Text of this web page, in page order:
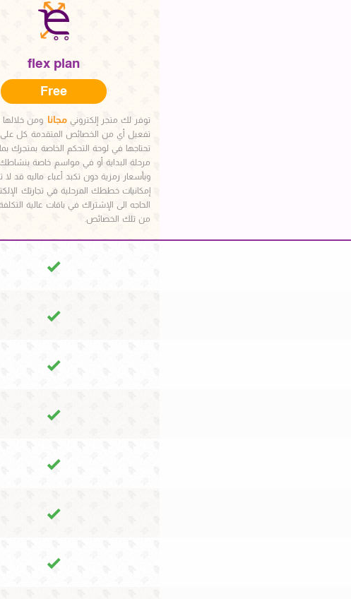
flex plan
Free
توفر لك متجر إلكترونيمجانا ومن
تفعيل أي من الخصائص المتقدمة كل على
تحتاجها في لوحة التحكم الخاصة بمتجرك
مرحلة البداية أو في مواسم خاصة بنشاطك
وبأسعار رمزية دون تكبد أعباء ماليه قد
إمكانيات خططك المرحلية في تجارتك
الحاجه الى الإشتراك في باقات عالية
من تلك الخصائص.